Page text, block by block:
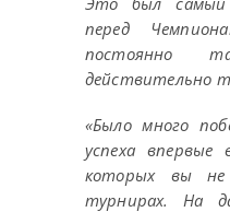
перед
постоянно
действительно
«Было много
успеха впервые
которых вы
турнирах. На